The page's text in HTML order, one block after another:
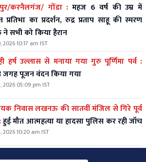
परसपुर/करनैलगंज/ गोंडा : महज 6 वर्ष की उम्र में
प्रतिभा का प्रदर्शन, रुद्र प्रताप साहू की स्मरण
ने सभी को किया हैरान
2026 10:17 am IST
बड़े ही हर्ष उल्लास से मनाया गया गुरु पूर्णिमा पर्व :
पूजन वंदन किया गया
2026 05:09 pm IST
निवास लखनऊ की सातवीं मंजिल से गिरे पूर्व
मंत्री :हुई मौत आत्महत्या या हादसा पुलिस कर रही जॉच
2026 10:20 am IST